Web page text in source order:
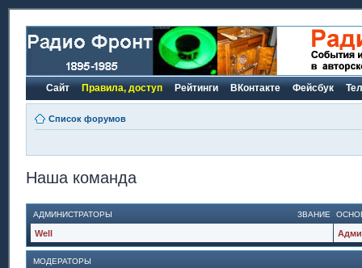
Сайт Правила, доступ Рейтинги ВКонтакте Фейсбук
Список форумов
Наша команда
ЗВАНИЕ
АДМИНИСТРАТОРЫ
Well
МОДЕРАТОРЫ